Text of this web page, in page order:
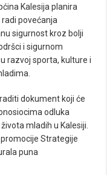
Kalesija planira
povećanja
sigurnost kroz bolji
i sigurnom
razvoj sporta, kulture i
dokument koji će
odluka
mladih u Kalesiji.
Strategije
puna